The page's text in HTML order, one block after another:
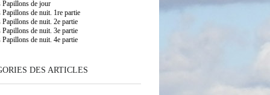
Papillons de jour
Papillons de nuit. 1re partie
Papillons de nuit. 2e partie
Papillons de nuit. 3e partie
Papillons de nuit. 4e partie
DES ARTICLES